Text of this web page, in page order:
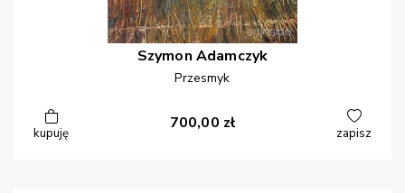
Szymon Adamczyk
Przesmyk
kupuję
700,00 zł
zapisz